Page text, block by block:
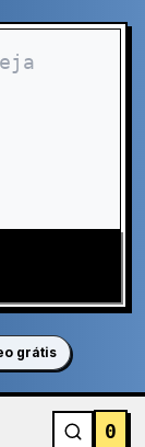
grátis
0